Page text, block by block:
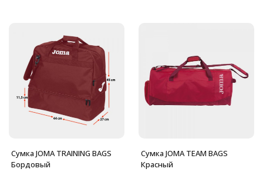
Сумка JOMA TRAINING BAGS
Бордовый
Сумка JOMA TEAM BAGS
Красный